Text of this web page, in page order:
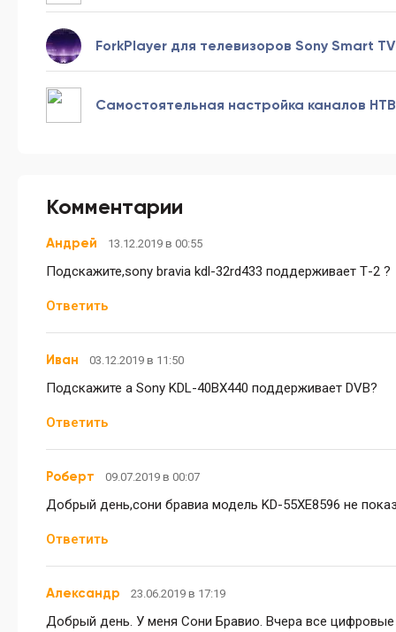
ForkPlayer для телевизоров Sony Smart TV
Самостоятельная настройка каналов
Комментарии
Андрей 13.12.2019 в 00:55
Подскажите,sony bravia kdl-32rd433 поддерживает Т-2 ?
Ответить
Иван 03.12.2019 в 11:50
Подскажите а Sony KDL-40BX440 поддерживает DVB?
Ответить
Роберт 09.07.2019 в 00:07
Добрый день,сони бравиа модель KD-55XE8596 не
Ответить
Александр 23.06.2019 в 17:19
Добрый день. У меня Сони Бравио. Вчера все цифровые